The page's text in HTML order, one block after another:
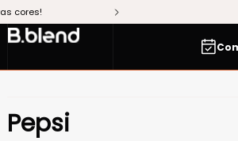
Baixe o app e compre mais rápido!
Pepsi